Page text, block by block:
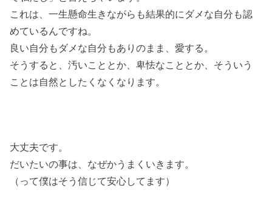
これは、一生懸命生きながらも結果的にダメな自分も認
めているんですね。
良い自分もダメな自分もありのまま、愛する。
そうすると、汚いこととか、卑怯なこととか、そういう
ことは自然としたくなくなります。
大丈夫です。
だいたいの事は、なぜかうまくいきます。
（って僕はそう信じて安心してます）